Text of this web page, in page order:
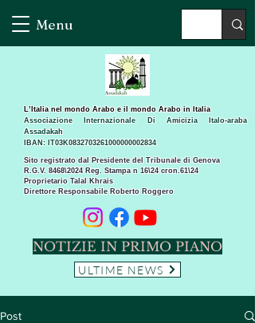
Menu
Sito registrato dal Presidente del Tribunale di Genova
R.G.V. 8468\2024 Reg. Stampa n 16\24 cron.61\24 ​
Proprietario Talal Khrais
Direttore Responsabile Roberto Roggero
L’Italia nel mondo Arabo e il mondo Arabo in Italia
Associazione Internazionale Di Amicizia Italo-araba
Assadakah
IBAN: IT03K0832703261000000002834
NOTIZIE IN PRIMO PIANO
ULTIME NEWS
Post